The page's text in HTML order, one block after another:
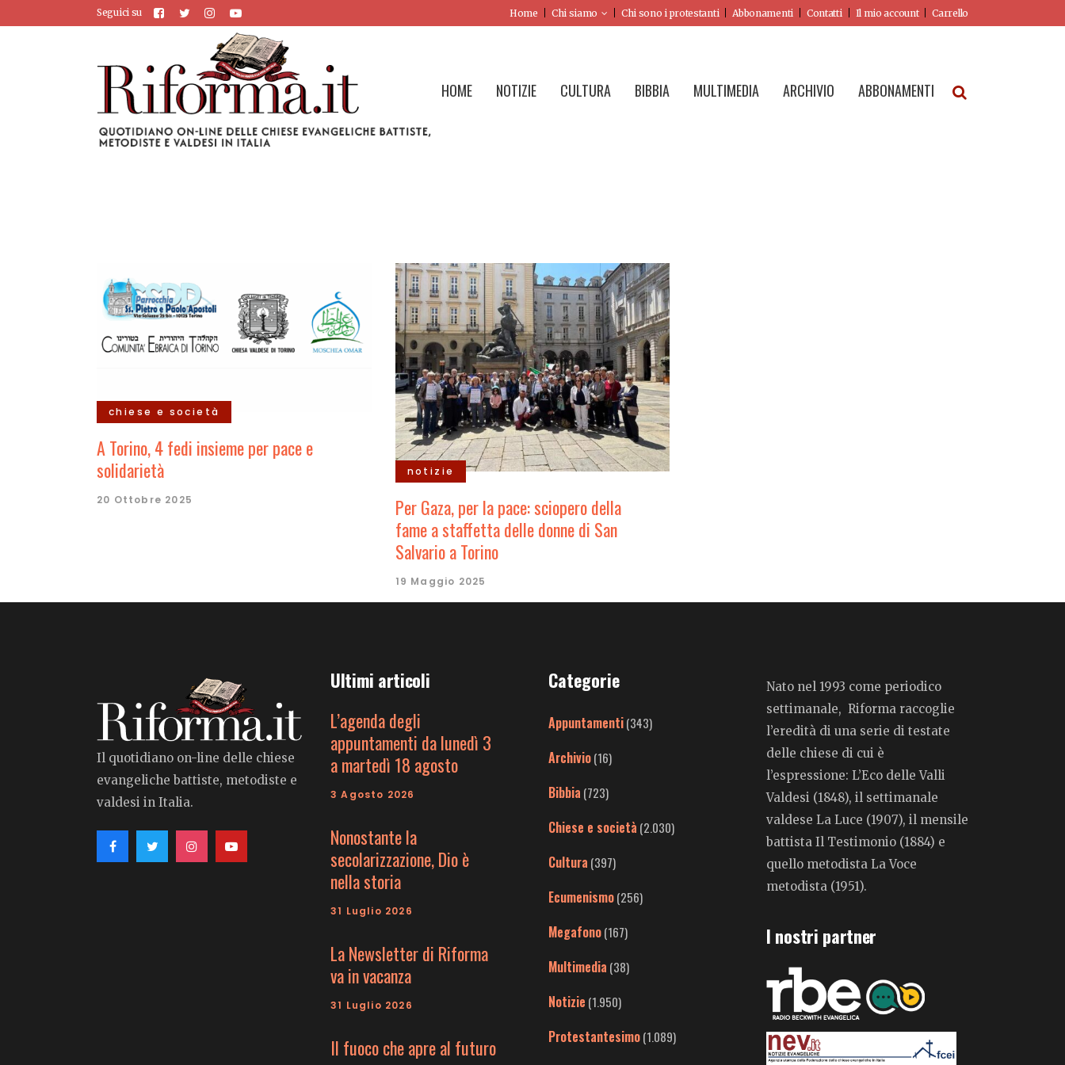
Seguici su Home Chi siamo Chi sono i protestanti Abbonamenti Contatti Il mio account Carrello
HOME NOTIZIE CULTURA BIBBIA MULTIMEDIA ARCHIVIO ABBONAMENTI
chiese e società
A Torino, 4 fedi insieme per pace e
solidarietà
20 Ottobre 2025
notizie
Per Gaza, per la pace: sciopero della
fame a staffetta delle donne di San
Salvario a Torino
19 Maggio 2025
Il quotidiano on-line delle chiese
evangeliche battiste, metodiste e
valdesi in Italia.
Ultimi articoli
L’agenda degli
appuntamenti da lunedì 3
a martedì 18 agosto
3 Agosto 2026
Nonostante la
secolarizzazione, Dio è
nella storia
31 Luglio 2026
La Newsletter di Riforma
va in vacanza
31 Luglio 2026
Il fuoco che apre al futuro
Categorie
Appuntamenti(343)
Archivio(16)
Bibbia (723)
Chiese e società (2.030)
Cultura (397)
Ecumenismo(256)
Megafono(167)
Multimedia (38)
Notizie (1.950)
Protestantesimo(1.089)
Nato nel 1993 come periodico
settimanale, Riforma raccoglie
l’eredità di una serie di testate
delle chiese di cui è
l’espressione: L’Eco delle Valli
Valdesi (1848), il settimanale
valdese La Luce (1907), il mensile
battista Il Testimonio (1884) e
quello metodista La Voce
metodista (1951).
I nostri partner